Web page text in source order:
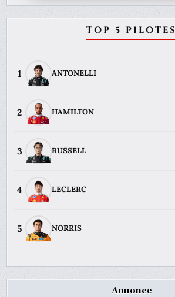
TOP 5 PILOTES
1 ANTONELLI
2 HAMILTON
3 RUSSELL
4 LECLERC
5 NORRIS
Annonce